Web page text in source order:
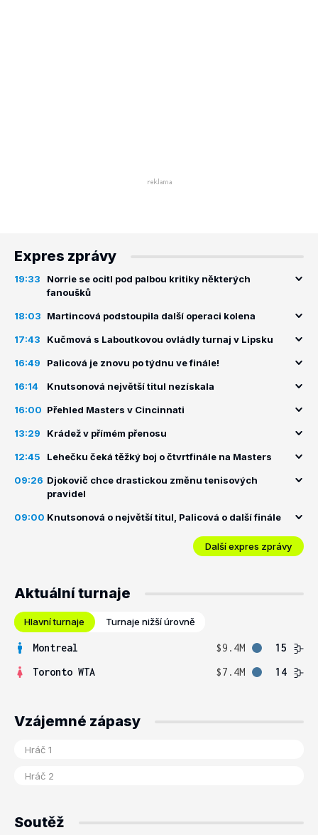
Expres zprávy
19:33
Norrie se ocitl pod palbou kritiky některých
fanoušků
18:03 Martincová podstoupila další operaci kolena
17:43 Kučmová s Laboutkovou ovládly turnaj v Lipsku
16:49 Palicová je znovu po týdnu ve finále!
16:14 Knutsonová největší titul nezískala
16:00 Přehled Masters v Cincinnati
13:29 Krádež v přímém přenosu
12:45 Lehečku čeká těžký boj o čtvrtfinále na Masters
09:26 Djokovič chce drastickou změnu tenisových
pravidel
09:00 Knutsonová o největší titul, Palicová o další finále
Další expres zprávy
Aktuální turnaje
Hlavní turnaje Turnaje nižší úrovně
Montreal $9.4M
15
Toronto WTA
$7.4M 14
Vzájemné zápasy
Soutěž